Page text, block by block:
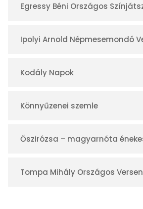
Egressy Béni Országos
Ipolyi Arnold Népmesemondó
Kodály Napok
Könnyűzenei szemle
Őszirózsa – magyarnóta
Tompa Mihály Országos